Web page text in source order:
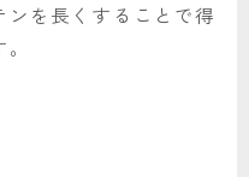
を長くすることで得